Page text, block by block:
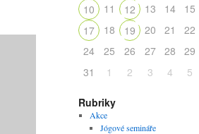
10
11 12 13 14 15
17
18 19 20 21 22
24
25 26 27 28 29
31
1 2 3 4 5
Rubriky
Akce
Jógové semináře